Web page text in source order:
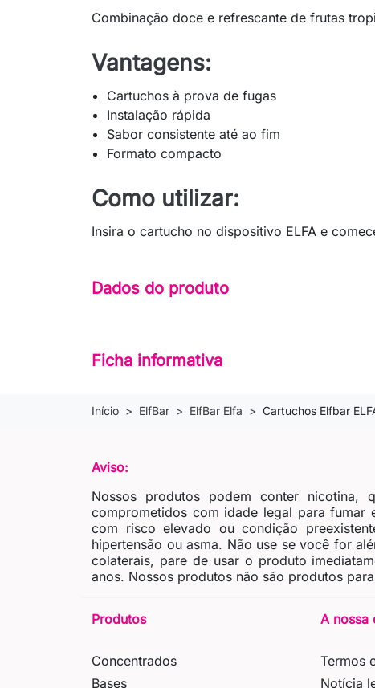
Combinação doce e refrescante de frutas
Vantagens:
Cartuchos à prova de fugas
Instalação rápida
Sabor consistente até ao fim
Formato compacto
Como utilizar:
Insira o cartucho no dispositivo ELFA e
Dados do produto
Ficha informativa
Início ElfBar ElfBar Elfa Cartuchos Elfbar
Aviso:
Nossos produtos podem conter nicotina,
comprometidos com idade legal para fumar
com risco elevado ou condição
hipertensão ou asma. Não use se você for
colaterais, pare de usar o produto
anos. Nossos produtos não são produtos
Produtos
Concentrados
Bases
A nossa
Termos
Notícia